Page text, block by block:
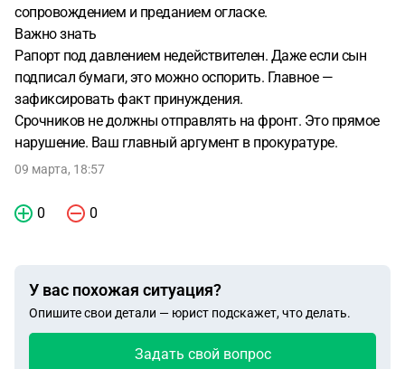
сопровождением и преданием огласке.
Важно знать
Рапорт под давлением недействителен. Даже если сын
подписал бумаги, это можно оспорить. Главное —
зафиксировать факт принуждения.
Срочников не должны отправлять на фронт. Это прямое
нарушение. Ваш главный аргумент в прокуратуре.
09 марта, 18:57
0 0
У вас похожая ситуация?
Опишите свои детали — юрист подскажет, что делать.
Задать свой вопрос